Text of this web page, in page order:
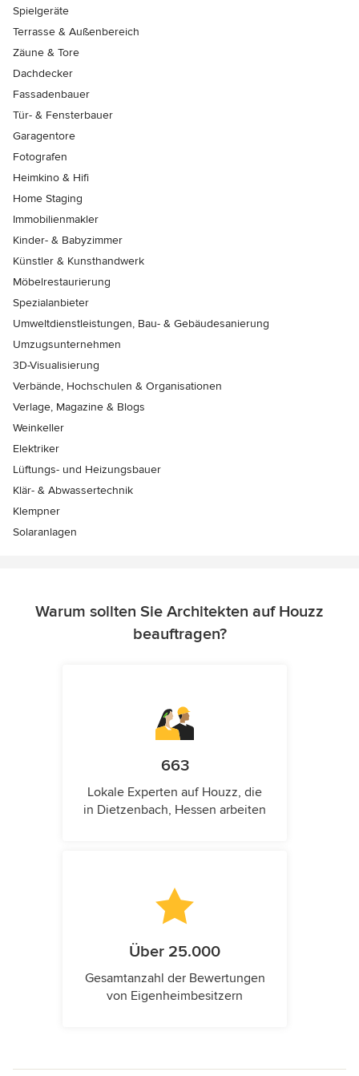
Spielgeräte
Terrasse & Außenbereich
Zäune & Tore
Dachdecker
Fassadenbauer
Tür- & Fensterbauer
Garagentore
Fotografen
Heimkino & Hifi
Home Staging
Immobilienmakler
Kinder- & Babyzimmer
Künstler & Kunsthandwerk
Möbelrestaurierung
Spezialanbieter
Umweltdienstleistungen, Bau- & Gebäudesanierung
Umzugsunternehmen
3D-Visualisierung
Verbände, Hochschulen & Organisationen
Verlage, Magazine & Blogs
Weinkeller
Elektriker
Lüftungs- und Heizungsbauer
Klär- & Abwassertechnik
Klempner
Solaranlagen
Warum sollten Sie Architekten auf Houzz
beauftragen?
663
Lokale Experten auf Houzz, die
in Dietzenbach, Hessen arbeiten
Über 25.000
Gesamtanzahl der Bewertungen
von Eigenheimbesitzern